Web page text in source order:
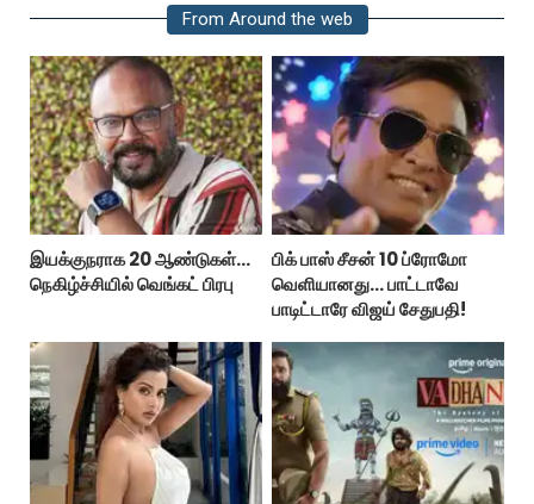
From Around the web
இயக்குநராக 20 ஆண்டுகள்...
நெகிழ்ச்சியில் வெங்கட் பிரபு
பிக் பாஸ் சீசன் 10 ப்ரோமோ
வெளியானது... பாட்டாவே
பாடிட்டாரே விஜய் சேதுபதி!